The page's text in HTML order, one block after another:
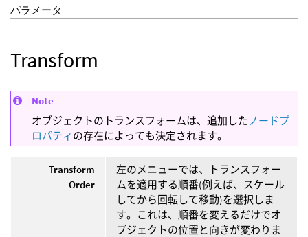
パラメータ
Transform
Note
オブジェクトのトランスフォームは、追加したノードプ
ロパティ の存在によっても決定されます。
Transform
Order
左のメニューでは、トランスフォー
ムを適用する順番(例えば、スケール
してから回転して移動)を選択しま
す。これは、順番を変えるだけでオ
ブジェクトの位置と向きが変わりま